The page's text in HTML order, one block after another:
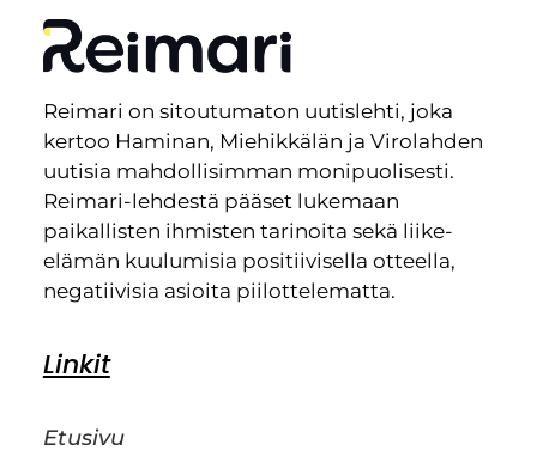
Reimari on sitoutumaton uutislehti, joka
kertoo Haminan, Miehikkälän ja Virolahden
uutisia mahdollisimman monipuolisesti.
Reimari-lehdestä pääset lukemaan
paikallisten ihmisten tarinoita sekä liike-
elämän kuulumisia positiivisella otteella,
negatiivisia asioita piilottelematta.
Linkit
Etusivu